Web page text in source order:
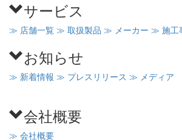
サービス
≫ 店舗一覧 ≫ 取扱製品 ≫ メーカー ≫ 施工
お知らせ
≫ 新着情報 ≫ プレスリリース ≫ メディア
会社概要
≫ 会社概要